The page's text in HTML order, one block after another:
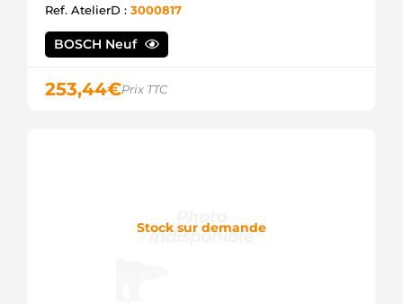
Ref. AtelierD : 3000817
BOSCH Neuf
253,44€Prix TTC
Stock sur demande